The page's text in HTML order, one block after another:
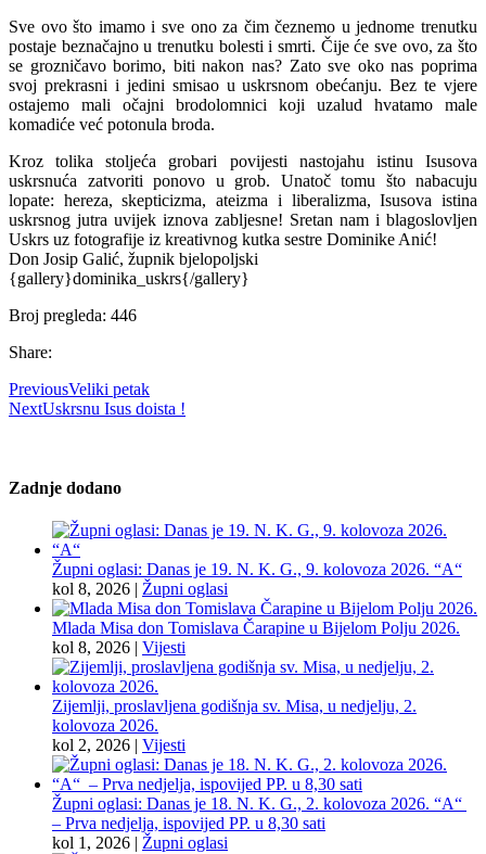
Sve ovo što imamo i sve ono za čim čeznemo u jednome trenutku
postaje beznačajno u trenutku bolesti i smrti. Čije će sve ovo, za što
se grozničavo borimo, biti nakon nas? Zato sve oko nas poprima
svoj prekrasni i jedini smisao u uskrsnom obećanju. Bez te vjere
ostajemo mali očajni brodolomnici koji uzalud hvatamo male
komadiće već potonula broda.
Kroz tolika stoljeća grobari povijesti nastojahu istinu Isusova
uskrsnuća zatvoriti ponovo u grob. Unatoč tomu što nabacuju
lopate: hereza, skepticizma, ateizma i liberalizma, Isusova istina
uskrsnog jutra uvijek iznova zabljesne! Sretan nam i blagoslovljen
Uskrs uz fotografije iz kreativnog kutka sestre Dominike Anić!
Don Josip Galić, župnik bjelopoljski
{gallery}dominika_uskrs{/gallery}
Broj pregleda: 446
Share:
PreviousVeliki petak
NextUskrsnu Isus doista !
Zadnje dodano
Župni oglasi: Danas je 19. N. K. G., 9. kolovoza 2026. “A“
kol 8, 2026 | Župni oglasi
Mlada Misa don Tomislava Čarapine u Bijelom Polju 2026.
kol 8, 2026 | Vijesti
Zijemlji, proslavljena godišnja sv. Misa, u nedjelju, 2.
kolovoza 2026.
kol 2, 2026 | Vijesti
Župni oglasi: Danas je 18. N. K. G., 2. kolovoza 2026. “A“
– Prva nedjelja, ispovijed PP. u 8,30 sati
kol 1, 2026 | Župni oglasi